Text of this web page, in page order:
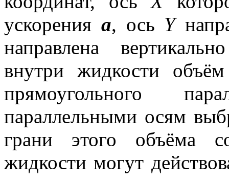
ускорения а, ось Y
направлена
внутри жидкости
прямоугольного
параллельными осям
грани этого объёма
жидкости могут